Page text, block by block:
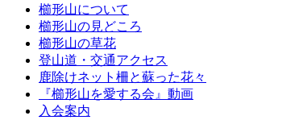
櫛形山について
櫛形山の見どころ
櫛形山の草花
登山道・交通アクセス
鹿除けネット柵と蘇った花々
『櫛形山を愛する会』動画
入会案内